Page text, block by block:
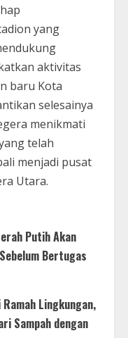
yang
aktivitas
baru Kota
selesainya
menikmati
telah
menjadi pusat
Utara.
Putih Akan
Bertugas
Lingkungan,
Sampah dengan